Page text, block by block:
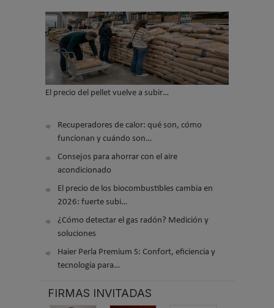
El precio del pellet vuelve a subir…
Recuperadores de calor: qué son, cómo
funcionan y cuándo son…
Consejos para ahorrar con el aire
acondicionado
El precio de los biocombustibles cambia en
2026: fuerte subi…
¿Cómo detectar el gas radón? Medición y
soluciones
Haier Perla Premium S: Confort, eficiencia y
tecnología para…
FIRMAS INVITADAS